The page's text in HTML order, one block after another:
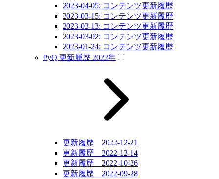
2023-04-05: コンテンツ更新履歴
2023-03-15: コンテンツ更新履歴
2023-03-13: コンテンツ更新履歴
2023-03-02: コンテンツ更新履歴
2023-01-24: コンテンツ更新履歴
PyQ 更新履歴 2022年
更新履歴 2022-12-21
更新履歴 2022-12-14
更新履歴 2022-10-26
更新履歴 2022-09-28